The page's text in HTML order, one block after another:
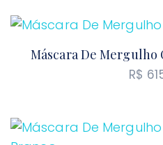
Máscara De Mergulho
R$